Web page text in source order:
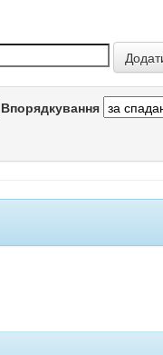
Впорядкування